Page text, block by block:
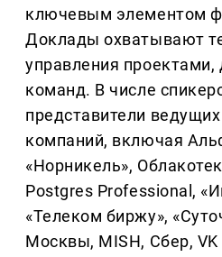
ключевым элементом
Доклады охватывают
управления проектами,
команд. В числе
представители
компаний, включая
«Норникель»,
Postgres Professional,
«Телеком биржу»,
Москвы, MISH, Сбер, VK